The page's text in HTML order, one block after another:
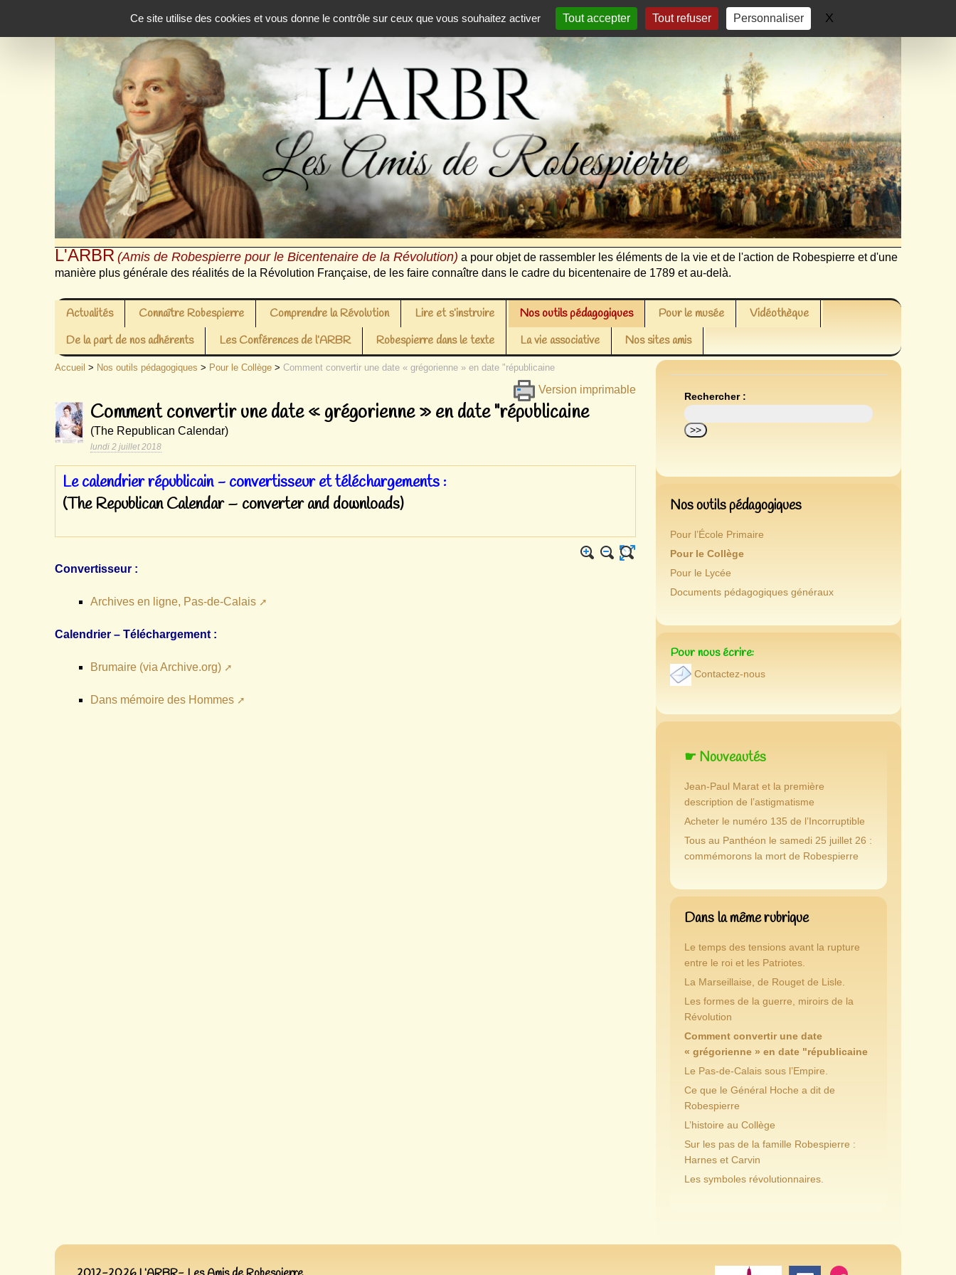
Ce site utilise des cookies et vous donne le contrôle sur ceux que vous souhaitez activer
Tout accepter Tout refuser Personnaliser X
L'ARBR (Amis de Robespierre pour le Bicentenaire de la Révolution) a pour objet de rassembler les éléments de la vie et de l'action de Robespierre et d'une
manière plus générale des réalités de la Révolution Française, de les faire connaître dans le cadre du bicentenaire de 1789 et au-delà.
Actualités Connaître Robespierre Comprendre la Révolution Lire et s’instruire Nos outils pédagogiques Pour le musée
Vidéothèque
De la part de nos adhérents
Les Conférences de l’ARBR Robespierre dans le texte La vie associative Nos sites amis
Accueil > Nos outils pédagogiques > Pour le Collège >Comment convertir une date « grégorienne » en date "républicaine
Version imprimable
Comment convertir une date « grégorienne » en date "républicaine
(The Republican Calendar)
lundi 2 juillet 2018
Le calendrier républicain - convertisseur et téléchargements :
(The Republican Calendar – converter and downloads)
Convertisseur :
Archives en ligne, Pas-de-Calais
Calendrier – Téléchargement :
Brumaire (via Archive.org)
Dans mémoire des Hommes
Rechercher :
Nos outils pédagogiques
Pour l’École Primaire
Pour le Collège
Pour le Lycée
Documents pédagogiques généraux
Pour nous écrire:
Contactez-nous
☛ Nouveautés
Jean-Paul Marat et la première
description de l’astigmatisme
Acheter le numéro 135 de l’Incorruptible
Tous au Panthéon le samedi 25 juillet 26 :
commémorons la mort de Robespierre
Dans la même rubrique
Le temps des tensions avant la rupture
entre le roi et les Patriotes.
La Marseillaise, de Rouget de Lisle.
Les formes de la guerre, miroirs de la
Révolution
Comment convertir une date
« grégorienne » en date "républicaine
Le Pas-de-Calais sous l’Empire.
Ce que le Général Hoche a dit de
Robespierre
L’histoire au Collège
Sur les pas de la famille Robespierre :
Harnes et Carvin
Les symboles révolutionnaires.